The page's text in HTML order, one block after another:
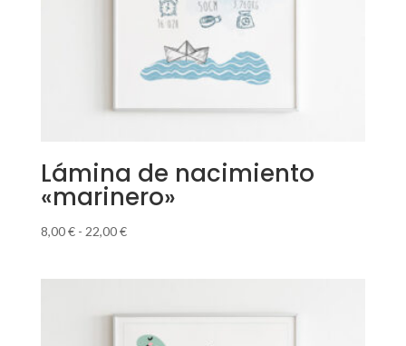
Lámina de nacimiento
«marinero»
8,00€ - 22,00€Rango
8,00 €
hasta